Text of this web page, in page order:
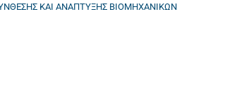
ΚΑΙ ΑΝΑΠΤΥΞΗΣ ΒΙΟΜΗΧΑΝΙΚΩΝ